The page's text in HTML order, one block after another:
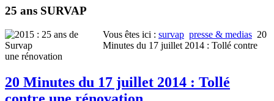
25 ans SURVAP
Vous êtes ici : survap presse & medias 20
Minutes du 17 juillet 2014 : Tollé contre
une rénovation
20 Minutes du 17 juillet 2014 : Tollé